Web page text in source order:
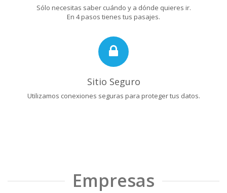
Sólo necesitas saber cuándo y a dónde quieres ir.
En 4 pasos tienes tus pasajes.
Sitio Seguro
Utilizamos conexiones seguras para proteger tus datos.
Empresas